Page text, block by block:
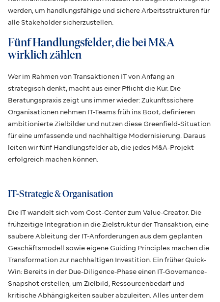
werden, um handlungsfähige und sichere Arbeitsstrukturen für
alle Stakeholder sicherzustellen.
Fünf Handlungsfelder, die bei M&A
wirklich zählen
Wer im Rahmen von Transaktionen IT von Anfang an
strategisch denkt, macht aus einer Pflicht die Kür. Die
Beratungspraxis zeigt uns immer wieder: Zukunftssichere
Organisationen nehmen IT-Teams früh ins Boot, definieren
ambitionierte Zielbilder und nutzen diese Greenfield-Situation
für eine umfassende und nachhaltige Modernisierung. Daraus
leiten wir fünf Handlungsfelder ab, die jedes M&A-Projekt
erfolgreich machen können.
IT-Strategie & Organisation
Die IT wandelt sich vom Cost-Center zum Value-Creator. Die
frühzeitige Integration in die Zielstruktur der Transaktion, eine
saubere Ableitung der IT-Anforderungen aus dem geplanten
Geschäftsmodell sowie eigene Guiding Principles machen die
Transformation zur nachhaltigen Investition. Ein früher Quick-
Win: Bereits in der Due-Diligence-Phase einen IT-Governance-
Snapshot erstellen, um Zielbild, Ressourcenbedarf und
kritische Abhängigkeiten sauber abzuleiten. Alles unter dem